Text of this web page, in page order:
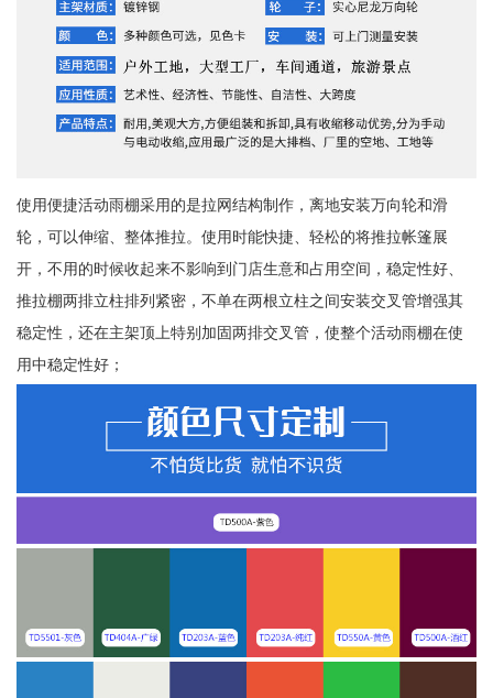
使用便捷活动雨棚采用的是拉网结构制作，离地安装万向轮和滑
轮，可以伸缩、整体推拉。使用时能快捷、轻松的将推拉帐篷展
开，不用的时候收起来不影响到门店生意和占用空间，稳定性好、
推拉棚两排立柱排列紧密，不单在两根立柱之间安装交叉管增强其
稳定性，还在主架顶上特别加固两排交叉管，使整个活动雨棚在使
用中稳定性好；